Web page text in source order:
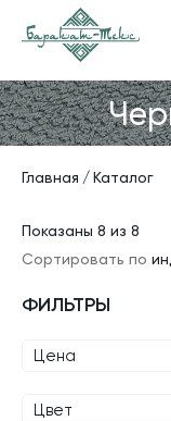
Главная Каталог
Показаны 8 из 8
Сортировать по
ФИЛЬТРЫ
Цена
Цвет